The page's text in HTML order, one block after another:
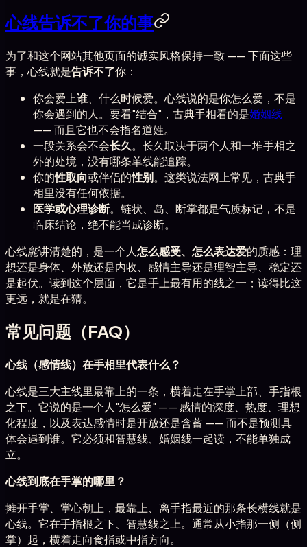
心线告诉不了你的事
为了和这个网站其他页面的诚实风格保持一致 —— 下面这些
事，心线就是告诉不了你：
你会爱上谁 、什么时候爱。心线说的是你怎么爱，不是
你会遇到的人。要看"结合"，古典手相看的是婚姻线
—— 而且它也不会指名道姓。
一段关系会不会长久。长久取决于两个人和一堆手相之
外的处境，没有哪条单线能追踪。
你的性取向或伴侣的性别。这类说法网上常见，古典手
相里没有任何依据。
医学或心理诊断。链状、岛、断掌都是气质标记，不是
临床结论，绝不能当成诊断。
心线能讲清楚的，是一个人怎么感受、怎么表达爱的质感：理
想还是身体、外放还是内收、感情主导还是理智主导、稳定还
是起伏。读到这个层面，它是手上最有用的线之一；读得比这
更远，就是在猜。
常见问题（FAQ）
心线（感情线）在手相里代表什么？
心线是三大主线里最靠上的一条，横着走在手掌上部、手指根
之下。它说的是一个人"怎么爱" —— 感情的深度、热度、理想
化程度，以及表达感情时是开放还是含蓄 —— 而不是预测具
体会遇到谁。它必须和智慧线、婚姻线一起读，不能单独成
立。
心线到底在手掌的哪里？
摊开手掌、掌心朝上，最靠上、离手指最近的那条长横线就是
心线。它在手指根之下、智慧线之上。通常从小指那一侧（侧
掌）起，横着走向食指或中指方向。